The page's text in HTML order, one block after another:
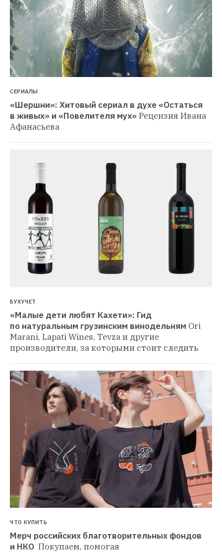
СЕРИАЛЫ
«Шершни»: Хитовый сериал в духе «Остаться
в живых» и «Повелителя мух» Рецензия Ивана
Афанасьева
БУХУЧЕТ
«Малые дети любят Кахети»: Гид
по натуральным грузинским винодельням Ori
Marani, Lapati Wines, Tevza и другие
производители, за которыми стоит следить
ЧТО КУПИТЬ
Мерч российских благотворительных фондов
и НКО Покупаем, помогая